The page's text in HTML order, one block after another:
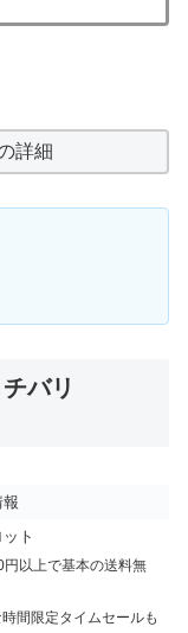
詳細
バリ
報
ト
円以上で基本の送料無
間限定タイムセールも